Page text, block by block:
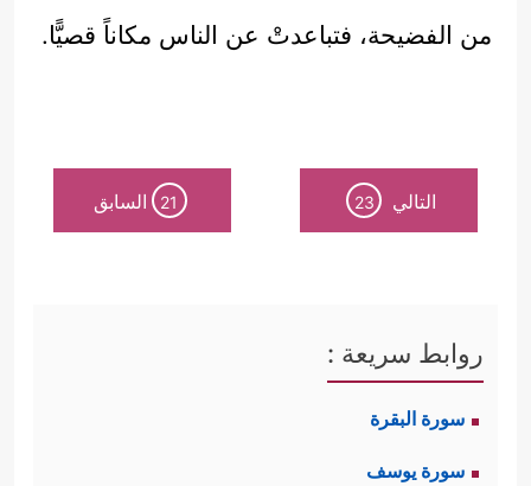
من الفضيحة، فتباعدتْ عن الناس مكاناً قصيًّا.
التالي 23
21 السابق
روابط سريعة :
سورة البقرة
سورة يوسف